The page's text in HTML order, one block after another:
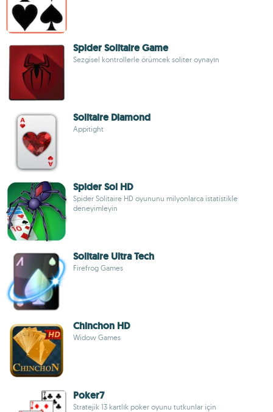
Spider Solitaire Game
Sezgisel kontrollerle örümcek soliter oynayın
Solitaire Diamond
Appitight
Spider Sol HD
Spider Solitaire HD oyununu milyonlarca istatistikle
deneyimleyin
Solitaire Ultra Tech
Firefrog Games
Chinchon HD
Widow Games
Poker7
Stratejik 13 kartlık poker oyunu tutkunlar için